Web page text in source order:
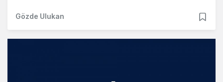
Gözde Ulukan